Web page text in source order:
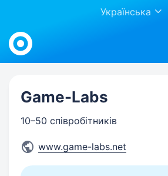
Українська
Work.ua
Game-Labs
10–50 співробітників
www.game-labs.net